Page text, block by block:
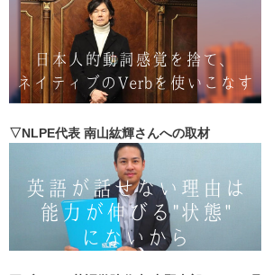
▽NLPE代表 南山紘輝さんへの取材